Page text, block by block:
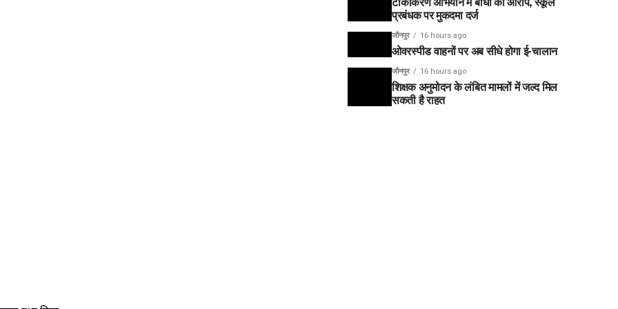
प्रबंधक पर मुकदमा दर्ज
जौनपुर 16 hours ago
ओवरस्पीड वाहनों पर अब सीधे होगा ई-चालान
जौनपुर 16 hours ago
शिक्षक अनुमोदन के लंबित मामलों में जल्द मिल
सकती है राहत